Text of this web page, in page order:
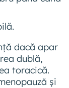
dacă apar
dublă,
toracică.
și